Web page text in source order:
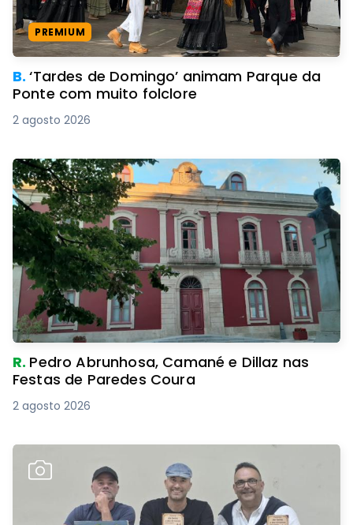
PREMIUM
B.‘Tardes de Domingo’ animam Parque da
Ponte com muito folclore
2 agosto 2026
R. Pedro Abrunhosa, Camané e Dillaz nas
Festas de Paredes Coura
2 agosto 2026